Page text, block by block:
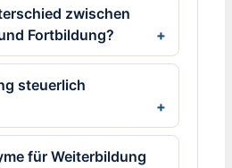
zwischen
Fortbildung?
steuerlich
für Weiterbildung